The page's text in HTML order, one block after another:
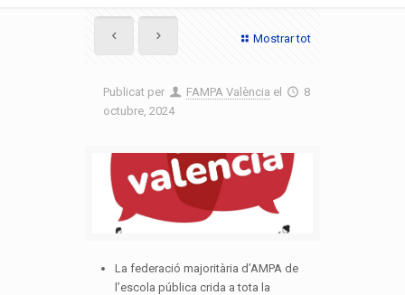
Mostrar tot
Publicat per FAMPA València el
8
octubre, 2024
La federació majoritària d’AMPA de
l’escola pública crida a tota la